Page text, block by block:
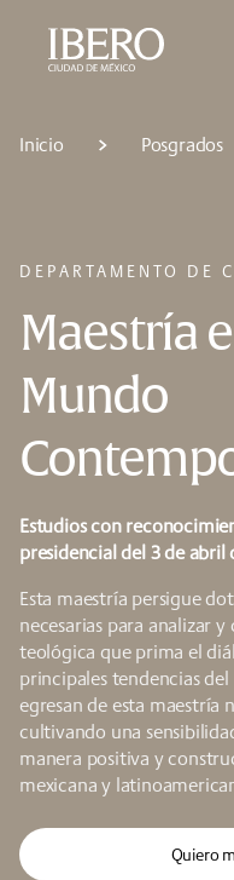
Saltar al contenido
Saltar a la
Saltar al pie de página
Inicio Posgrados
DEPARTAMENTO DE
Maestría
Mundo
Estudios con
presidencial del 3 de abril
Esta maestría persigue
necesarias para analizar
teológica que prima el
principales tendencias
egresan de esta
cultivando una
manera positiva y
mexicana y
Quiero